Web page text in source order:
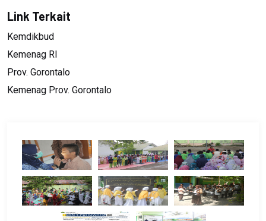
Link Terkait
Kemdikbud
Kemenag RI
Prov. Gorontalo
Kemenag Prov. Gorontalo